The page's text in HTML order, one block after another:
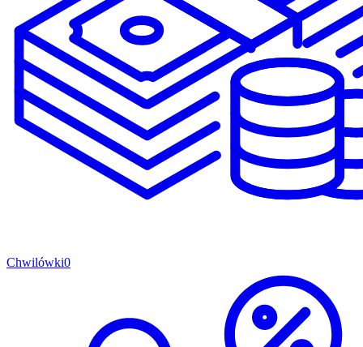
Chwilówki0